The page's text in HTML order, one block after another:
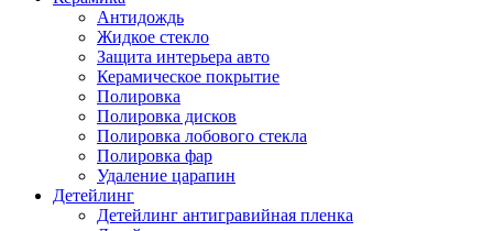
Антидождь
Жидкое стекло
Защита интерьера авто
Керамическое покрытие
Полировка
Полировка дисков
Полировка лобового стекла
Полировка фар
Удаление царапин
Детейлинг
Детейлинг антигравийная пленка